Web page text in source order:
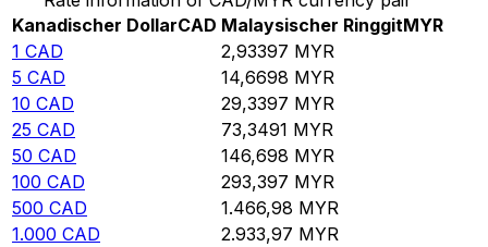
Kanadischer DollarCAD Malaysischer RinggitMYR
1 CAD 2,93397 MYR
5 CAD 14,6698 MYR
10 CAD 29,3397 MYR
25 CAD 73,3491 MYR
50 CAD 146,698 MYR
100 CAD 293,397 MYR
500 CAD 1.466,98 MYR
1.000 CAD 2.933,97 MYR